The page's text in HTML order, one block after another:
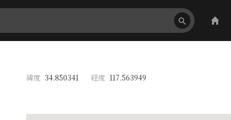
緯度 34.850341 経度 117.563949